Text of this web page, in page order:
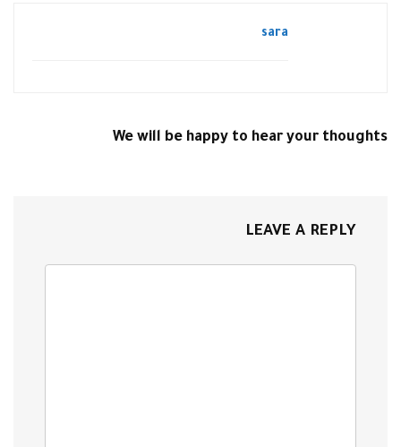
sara
We will be happy to hear your thoughts
LEAVE A REPLY